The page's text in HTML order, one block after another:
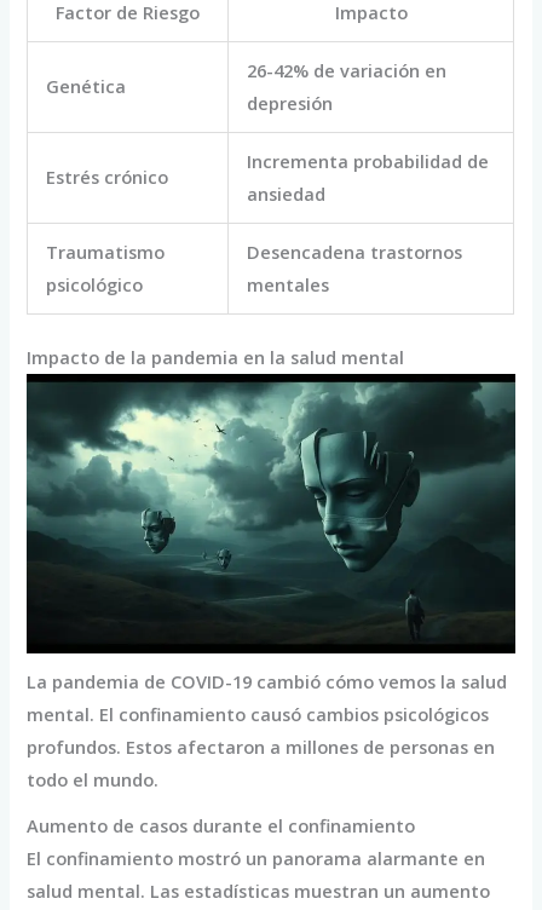
Factor de Riesgo Impacto
Genética
26-42% de variación en
depresión
Estrés crónico
Incrementa probabilidad de
ansiedad
Traumatismo
psicológico
Desencadena trastornos
mentales
Impacto de la pandemia en la salud mental
La pandemia de COVID-19 cambió cómo vemos la salud
mental. El confinamiento causó cambios psicológicos
profundos. Estos afectaron a millones de personas en
todo el mundo.
Aumento de casos durante el confinamiento
El confinamiento mostró un panorama alarmante en
salud mental. Las estadísticas muestran un aumento